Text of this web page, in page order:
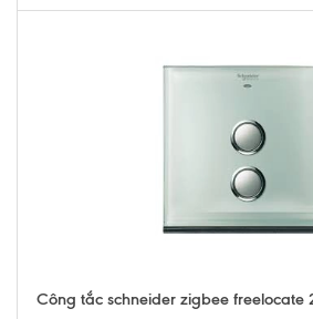
Công tắc schneider zigbee freelocate